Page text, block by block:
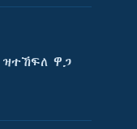
ዋጋ